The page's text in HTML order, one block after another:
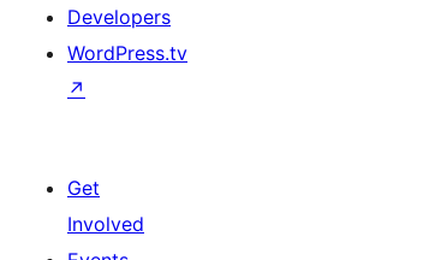
Developers
WordPress.tv
↗
Get
Involved